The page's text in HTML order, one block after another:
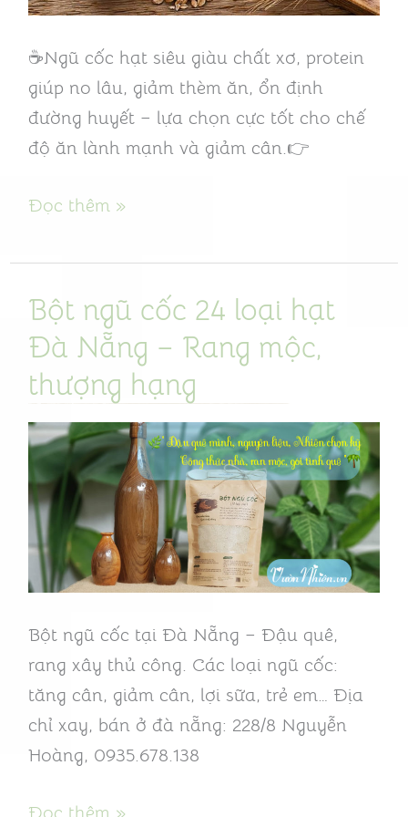
☕Ngũ cốc hạt siêu giàu chất xơ, protein
giúp no lâu, giảm thèm ăn, ổn định
đường huyết – lựa chọn cực tốt cho chế
độ ăn lành mạnh và giảm cân.👉
lâu
và
giảm
thèm
ăn?
Đọc thêm »
Bột ngũ cốc 24 loại hạt
Đà Nẵng – Rang mộc,
thượng hạng
Bột ngũ cốc tại Đà Nẵng – Đậu quê,
rang xây thủ công. Các loại ngũ cốc:
tăng cân, giảm cân, lợi sữa, trẻ em… Địa
chỉ xay, bán ở đà nẵng: 228/8 Nguyễn
Hoàng, 0935.678.138
Bột
ngũ
24
loại
hạt
Đà
Nẵng
–
Rang
thượng
hạng